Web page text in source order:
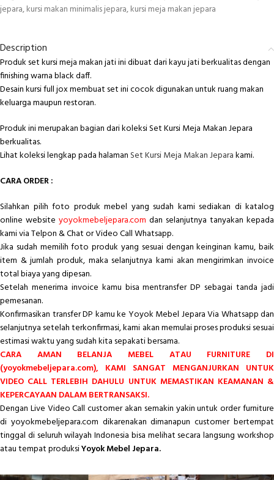
jepara,kursi makan minimalis jepara,kursi meja makan jepara
Description
Produk set kursi meja makan jati ini dibuat dari kayu jati berkualitas dengan
finishing warna black daff.
Desain kursi full jox membuat set ini cocok digunakan untuk ruang makan
keluarga maupun restoran.
Produk ini merupakan bagian dari koleksi Set Kursi Meja Makan Jepara
berkualitas.
Lihat koleksi lengkap pada halaman Set Kursi Meja Makan Jeparakami.
CARA ORDER :
Silahkan pilih foto produk mebel yang sudah kami sediakan di katalog
online website yoyokmebeljepara.com dan selanjutnya tanyakan kepada
kami via Telpon & Chat or Video Call Whatsapp.
Jika sudah memilih foto produk yang sesuai dengan keinginan kamu, baik
item & jumlah produk, maka selanjutnya kami akan mengirimkan invoice
total biaya yang dipesan.
Setelah menerima invoice kamu bisa mentransfer DP sebagai tanda jadi
pemesanan.
Konfirmasikan transfer DP kamu ke Yoyok Mebel Jepara Via Whatsapp dan
selanjutnya setelah terkonfirmasi, kami akan memulai proses produksi sesuai
estimasi waktu yang sudah kita sepakati bersama.
CARA AMAN BELANJA MEBEL ATAU FURNITURE DI
(yoyokmebeljepara.com), KAMI SANGAT MENGANJURKAN UNTUK
VIDEO CALL TERLEBIH DAHULU UNTUK MEMASTIKAN KEAMANAN &
KEPERCAYAAN DALAM BERTRANSAKSI.
Dengan Live Video Call customer akan semakin yakin untuk order furniture
di yoyokmebeljepara.com dikarenakan dimanapun customer bertempat
tinggal di seluruh wilayah Indonesia bisa melihat secara langsung workshop
atau tempat produksiYoyok Mebel Jepara.